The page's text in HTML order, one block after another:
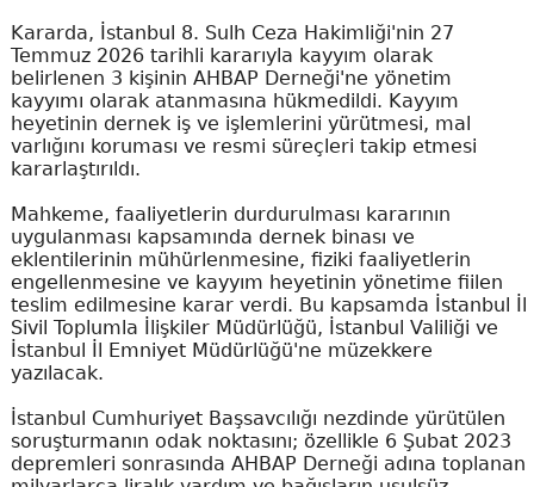
Kararda, İstanbul 8. Sulh Ceza Hakimliği'nin 27
Temmuz 2026 tarihli kararıyla kayyım olarak
belirlenen 3 kişinin AHBAP Derneği'ne yönetim
kayyımı olarak atanmasına hükmedildi. Kayyım
heyetinin dernek iş ve işlemlerini yürütmesi, mal
varlığını koruması ve resmi süreçleri takip etmesi
kararlaştırıldı.
Mahkeme, faaliyetlerin durdurulması kararının
uygulanması kapsamında dernek binası ve
eklentilerinin mühürlenmesine, fiziki faaliyetlerin
engellenmesine ve kayyım heyetinin yönetime fiilen
teslim edilmesine karar verdi. Bu kapsamda İstanbul İl
Sivil Toplumla İlişkiler Müdürlüğü, İstanbul Valiliği ve
İstanbul İl Emniyet Müdürlüğü'ne müzekkere
yazılacak.
İstanbul Cumhuriyet Başsavcılığı nezdinde yürütülen
soruşturmanın odak noktasını; özellikle 6 Şubat 2023
depremleri sonrasında AHBAP Derneği adına toplanan